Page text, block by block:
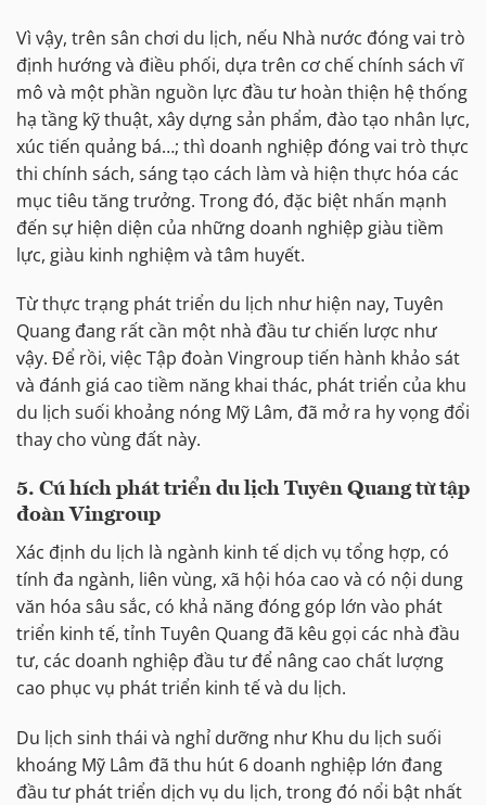
Vì vậy, trên sân chơi du lịch, nếu Nhà nước đóng vai trò
định hướng và điều phối, dựa trên cơ chế chính sách vĩ
mô và một phần nguồn lực đầu tư hoàn thiện hệ thống
hạ tầng kỹ thuật, xây dựng sản phẩm, đào tạo nhân lực,
xúc tiến quảng bá…; thì doanh nghiệp đóng vai trò thực
thi chính sách, sáng tạo cách làm và hiện thực hóa các
mục tiêu tăng trưởng. Trong đó, đặc biệt nhấn mạnh
đến sự hiện diện của những doanh nghiệp giàu tiềm
lực, giàu kinh nghiệm và tâm huyết.
Từ thực trạng phát triển du lịch như hiện nay, Tuyên
Quang đang rất cần một nhà đầu tư chiến lược như
vậy. Để rồi, việc Tập đoàn Vingroup tiến hành khảo sát
và đánh giá cao tiềm năng khai thác, phát triển của khu
du lịch suối khoảng nóng Mỹ Lâm, đã mở ra hy vọng đổi
thay cho vùng đất này.
5. Cú hích phát triển du lịch Tuyên Quang từ tập
đoàn Vingroup
Xác định du lịch là ngành kinh tế dịch vụ tổng hợp, có
tính đa ngành, liên vùng, xã hội hóa cao và có nội dung
văn hóa sâu sắc, có khả năng đóng góp lớn vào phát
triển kinh tế, tỉnh Tuyên Quang đã kêu gọi các nhà đầu
tư, các doanh nghiệp đầu tư để nâng cao chất lượng
cao phục vụ phát triển kinh tế và du lịch.
Du lịch sinh thái và nghỉ dưỡng như Khu du lịch suối
khoáng Mỹ Lâm đã thu hút 6 doanh nghiệp lớn đang
đầu tư phát triển dịch vụ du lịch, trong đó nổi bật nhất